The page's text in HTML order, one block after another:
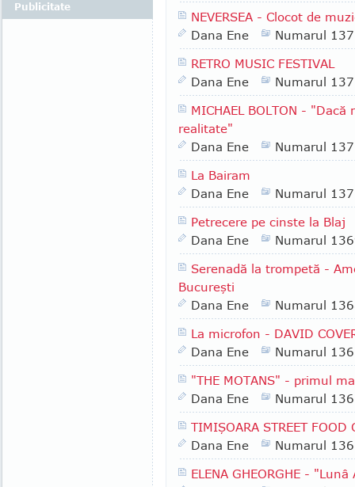
NEVERSEA - Clocot de
Dana Ene
Numarul
RETRO MUSIC FESTIVAL
Dana Ene
Numarul
MICHAEL BOLTON -
realitate"
Dana Ene
Numarul
La Bairam
Dana Ene
Numarul
Petrecere pe cinste la Blaj
Dana Ene
Numarul
Serenadă la trompetă -
Bucureşti
Dana Ene
Numarul
La microfon - DAVID
Dana Ene
Numarul
"THE MOTANS" - primul
Dana Ene
Numarul
TIMIŞOARA STREET FOOD
Dana Ene
Numarul
ELENA GHEORGHE - "Lunâ
Publicitate